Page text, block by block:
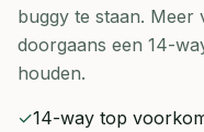
buggy te staan. Meer
doorgaans een 14-
houden.
✓14-way top